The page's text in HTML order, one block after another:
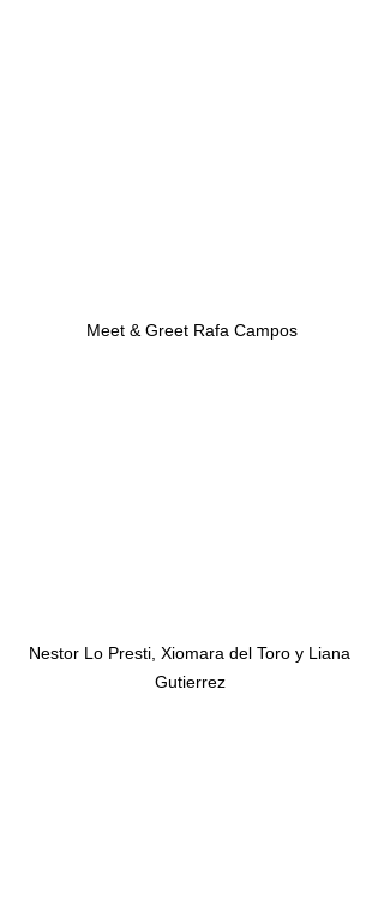
Meet & Greet Rafa Campos
Nestor Lo Presti, Xiomara del Toro y Liana
Gutierrez